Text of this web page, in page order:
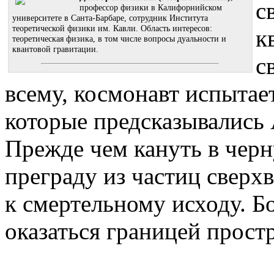
профессор физики в Калифорнийском
университете в Санта-Барбаре, сотрудник Института
теоретической физики им. Кавли. Область интересов:
теоретическая физика, в том числе вопросы дуальности и
квантовой гравитации.
всему, космонавт
которые
Прежде чем кануть в
преграду из частиц
к смертельному исходу.
оказаться границей